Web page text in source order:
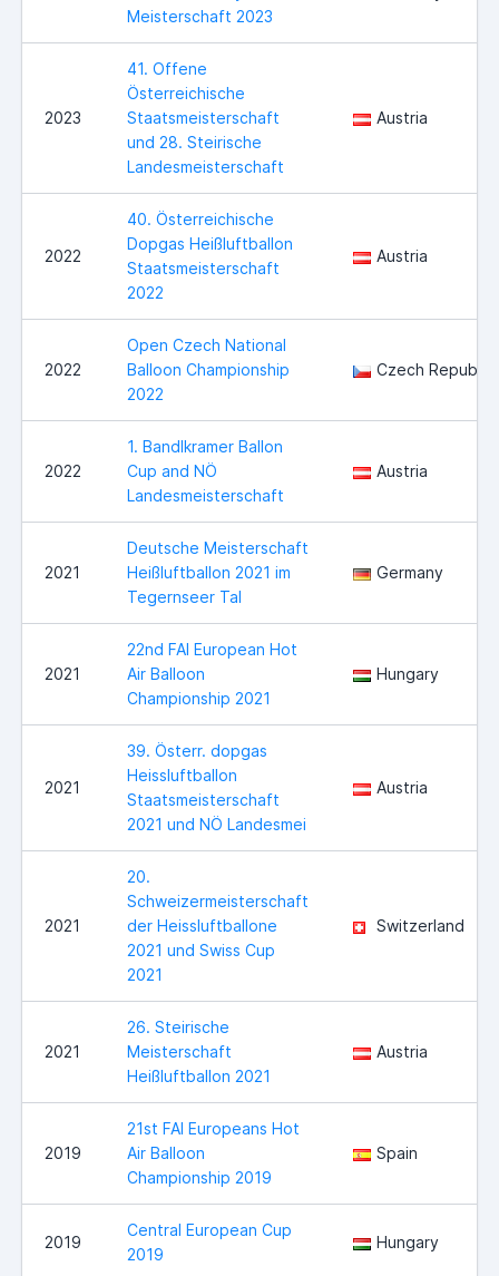
Meisterschaft 2023
2023
41. Offene
Österreichische
Staatsmeisterschaft
und 28. Steirische
Landesmeisterschaft
Austria
2022
40. Österreichische
Dopgas Heißluftballon
Staatsmeisterschaft
2022
Austria
2022
Open Czech National
Balloon Championship
2022
Czech Republic
2022
1. Bandlkramer Ballon
Cup and NÖ
Landesmeisterschaft
Austria
2021
Deutsche Meisterschaft
Heißluftballon 2021 im
Tegernseer Tal
Germany
2021
22nd FAI European Hot
Air Balloon
Championship 2021
Hungary
2021
39. Österr. dopgas
Heissluftballon
Staatsmeisterschaft
2021 und NÖ Landesmei
Austria
2021
20.
Schweizermeisterschaft
der Heissluftballone
2021 und Swiss Cup
2021
Switzerland
2021
26. Steirische
Meisterschaft
Heißluftballon 2021
Austria
2019
21st FAI Europeans Hot
Air Balloon
Championship 2019
Spain
2019
Central European Cup
2019
Hungary